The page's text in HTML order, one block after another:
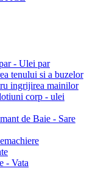
- Ulei par
tenului si a buzelor
ingrijirea mainilor
corp - ulei
de Baie - Sare
- Vata